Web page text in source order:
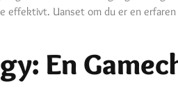
effektivt. Uanset om du er en
En